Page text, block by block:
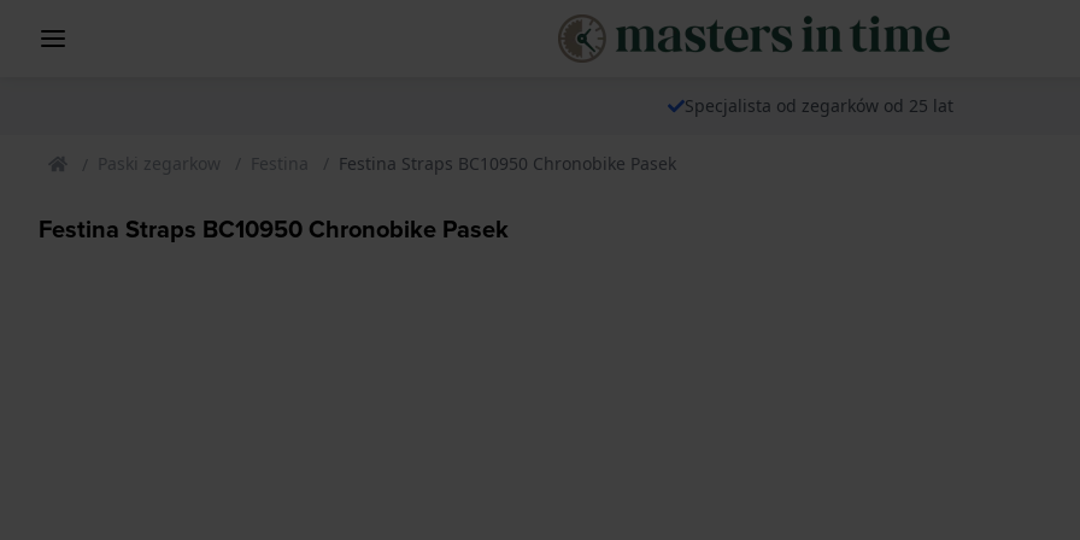
Specjalista od zegarków od 25 lat
Paski zegarkow Festina Festina Straps BC10950 Chronobike Pasek
Festina Straps BC10950 Chronobike Pasek